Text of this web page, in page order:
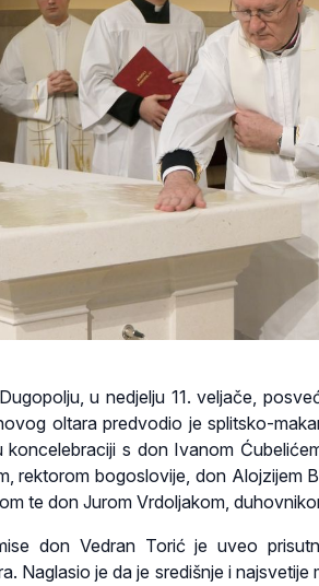
u nedjelju 11. veljače,
oltara predvodio je splitsko-
s don Ivanom
rektorom bogoslovije, don Alojzijem
te don Jurom Vrdoljakom,
don Vedran Torić je uveo
Naglasio je da je središnje i najsvetije